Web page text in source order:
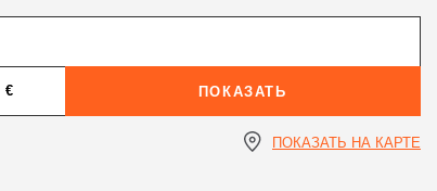
€ ПОКАЗАТЬ
ПОКАЗАТЬ НА КАРТЕ